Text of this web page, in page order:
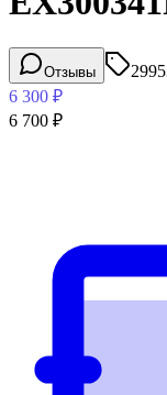
Отзывы
6 300 ₽
6 700 ₽